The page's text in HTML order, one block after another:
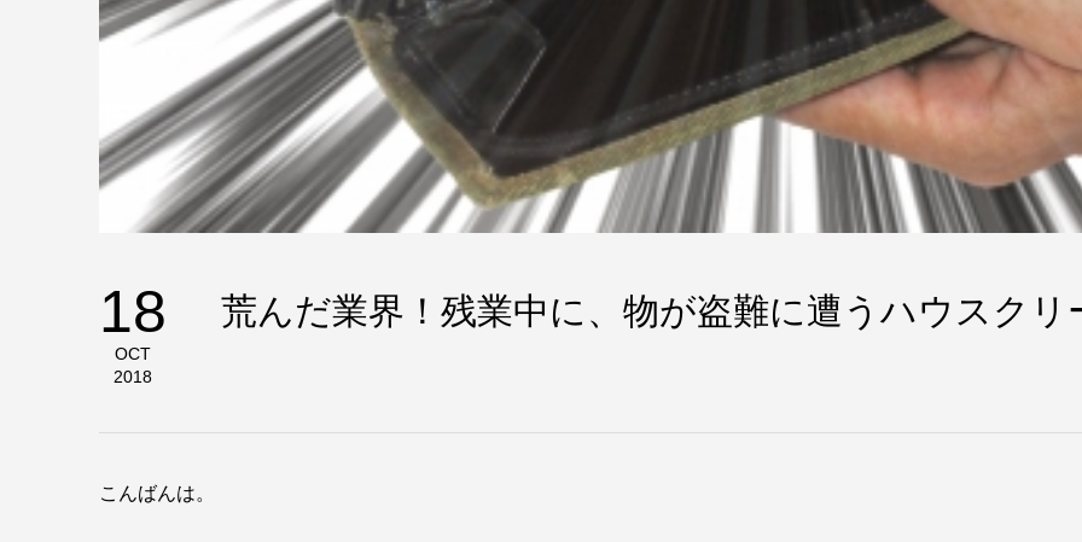
18
OCT
2018
荒んだ業界！残業中に、物が盗難に遭うハウスクリ
こんばんは。